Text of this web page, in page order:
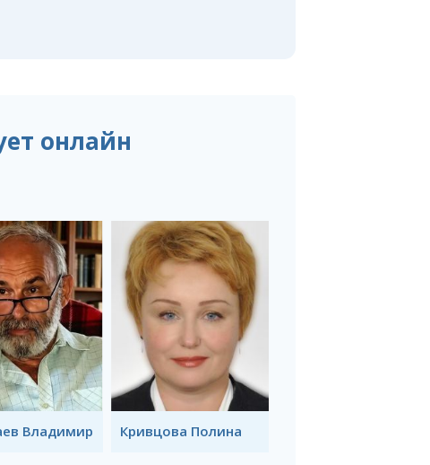
онлайн
Владимир Кривцова Полина